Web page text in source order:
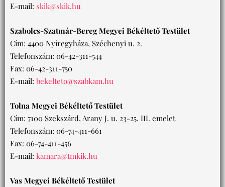
E-mail: skik@skik.hu
Szabolcs-Szatmár-Bereg Megyei Békéltető Testület
Cím: 4400 Nyíregyháza, Széchenyi u. 2.
Telefonszám: 06-42-311-544
Fax: 06-42-311-750
E-mail: bekelteto@szabkam.hu
Tolna Megyei Békéltető Testület
Cím: 7100 Szekszárd, Arany J. u. 23-25. III. emelet
Telefonszám: 06-74-411-661
Fax: 06-74-411-456
E-mail: kamara@tmkik.hu
Vas Megyei Békéltető Testület